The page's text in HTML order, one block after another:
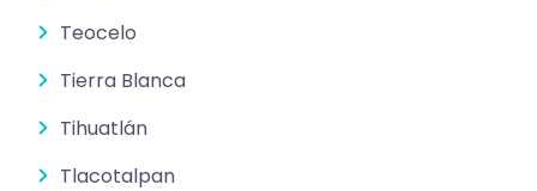
Teocelo
Tierra Blanca
Tihuatlán
Tlacotalpan